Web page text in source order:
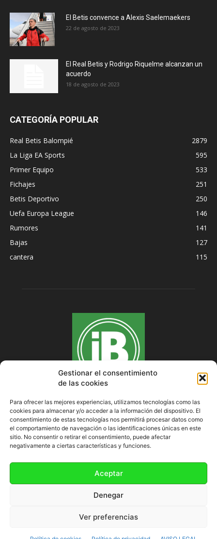
Gestionar el consentimiento
de las cookies
Para ofrecer las mejores experiencias, utilizamos tecnologías como las
cookies para almacenar y/o acceder a la información del dispositivo. El
consentimiento de estas tecnologías nos permitirá procesar datos como
el comportamiento de navegación o las identificaciones únicas en este
sitio. No consentir o retirar el consentimiento, puede afectar
negativamente a ciertas características y funciones.
Aceptar
Denegar
Ver preferencias
El Betis convence a Alexis Saelemaekers
22 de agosto de 2023
El Real Betis y Rodrigo Riquelme alcanzan un
acuerdo
18 de agosto de 2023
CATEGORÍA POPULAR
Real Betis Balompié
2879
La Liga EA Sports
595
Primer Equipo
533
Fichajes
251
Betis Deportivo
250
Uefa Europa League
146
Rumores
141
Bajas
127
cantera
115
SOBRE NOSOTROS
Política de cookies (UE)